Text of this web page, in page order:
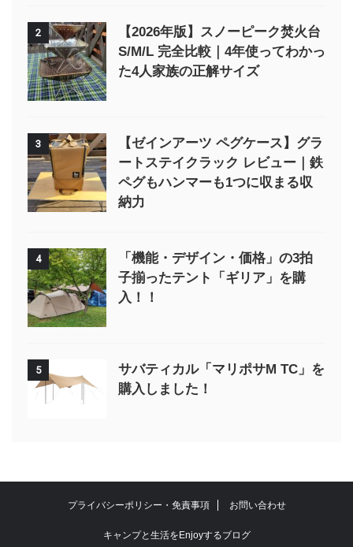
2
【2026年版】スノーピーク焚火台
S/M/L 完全比較｜4年使ってわかっ
た4人家族の正解サイズ
3
【ゼインアーツ ペグケース】グラ
ートステイクラック レビュー｜鉄
ペグもハンマーも1つに収まる収
納力
4
「機能・デザイン・価格」の3拍
子揃ったテント「ギリア」を購
入！！
5
サバティカル「マリポサM TC」を
購入しました！
プライバシーポリシー・免責事項 お問い合わせ
キャンプと生活をEnjoyするブログ